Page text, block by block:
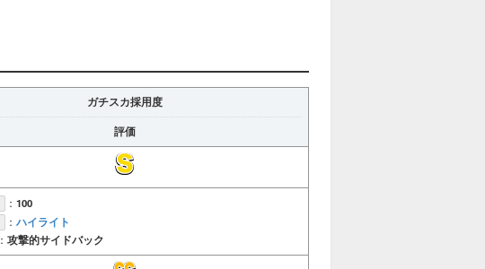
ガチスカ採用度
評価
： 100
： ハイライト
： 攻撃的サイドバック